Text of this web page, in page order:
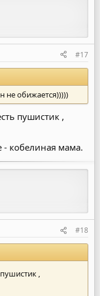
#17
не обижается)))))
пушистик ,
- кобелиная мама.
#18
,